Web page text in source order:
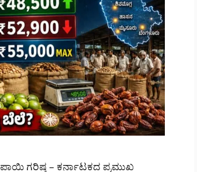
ಗರಿಷ್ಠ – ಕರ್ನಾಟಕದ ಪ್ರಮುಖ